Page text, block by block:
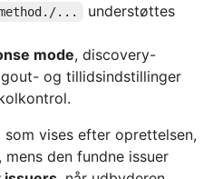
...
understøttes
mode, discovery-
og tillidsindstillinger
som vises efter oprettelsen,
den fundne issuer